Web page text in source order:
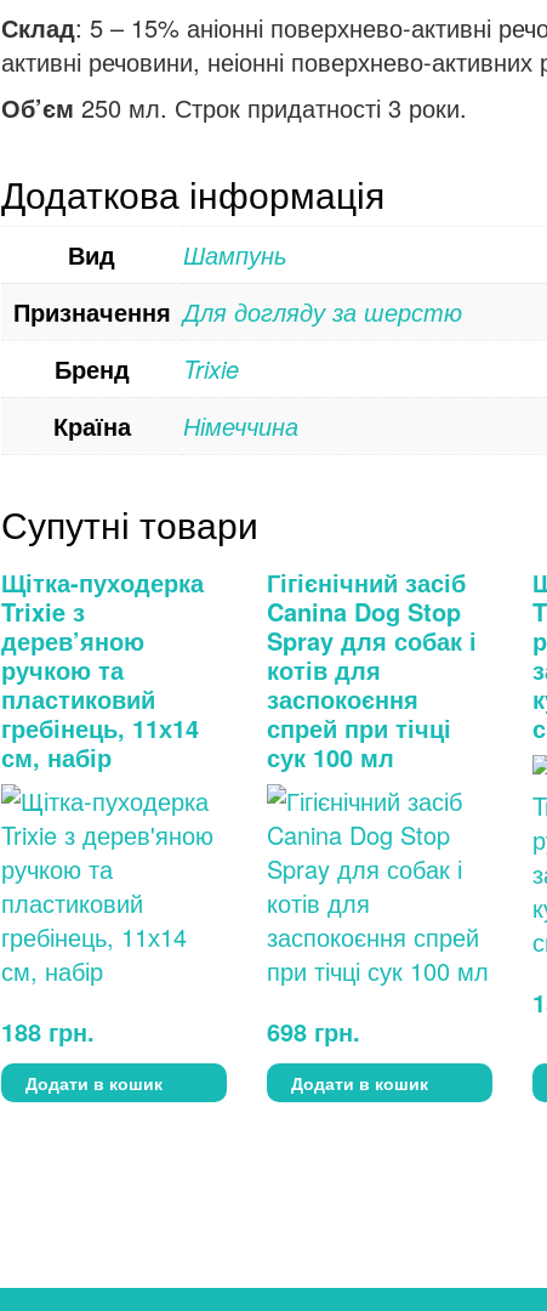
Склад: 5 – 15% аніонні поверхнево-активні
активні речовини, неіонні поверхнево-
Об’єм 250 мл. Строк придатності 3 роки.
Додаткова інформація
Вид
Шампунь
Призначення Для догляду за шерстю
Бренд
Trixie
Країна
Німеччина
Супутні товари
Щітка-пуходерка
Trixie з
дерев’яною
ручкою та
пластиковий
гребінець, 11х14
см, набір
188 грн.
Додати в кошик
Гігієнічний засіб
Canina Dog Stop
Spray для собак і
котів для
заспокоєння
спрей при тічці
сук 100 мл
698 грн.
Додати в кошик